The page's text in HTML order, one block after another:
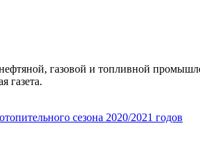
газовой и топливной
газета.
сезона 2020/2021 годов